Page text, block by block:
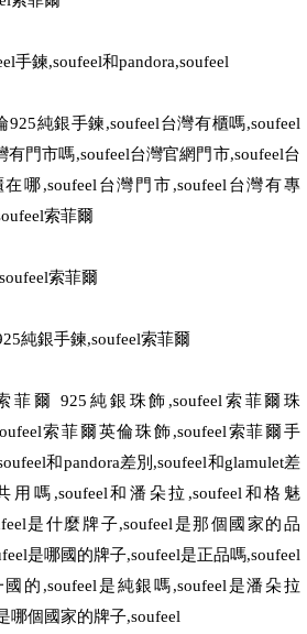
手鍊,soufeel和pandora,soufeel
925純銀手鍊,soufeel台灣有櫃嗎,soufeel
有門市嗎,soufeel台灣官網門市,soufeel台
在哪,soufeel 台灣門市,soufeel 台灣有專
索菲爾
索菲爾
純銀手鍊,soufeel索菲爾
菲爾 925 純銀珠飾 ,soufeel 索菲爾珠
索菲爾英倫珠飾,soufeel索菲爾手
和pandora差別 ,soufeel和glamulet差
用嗎 ,soufeel和潘朵拉 ,soufeel 和格魅
是什麼牌子,soufeel是那個國家的品
是哪國的牌子,soufeel是正品嗎,soufeel
國的 ,soufeel是純銀嗎,soufeel是潘朵拉
哪個國家的牌子,soufeel